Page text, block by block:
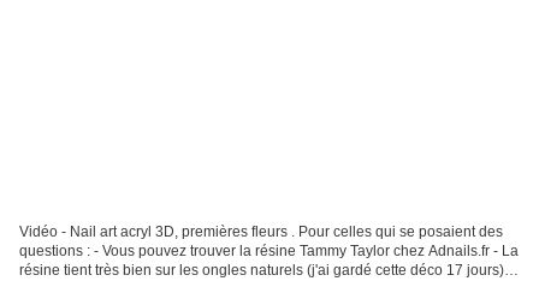
Vidéo - Nail art acryl 3D, premières fleurs . Pour celles qui se posaient des
questions : - Vous pouvez trouver la résine Tammy Taylor chez Adnails.fr - La
résine tient très bien sur les ongles naturels (j'ai gardé cette déco 17 jours) -